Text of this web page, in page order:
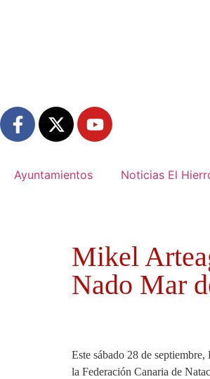
Ayuntamientos Noticias El
Mikel
Nado Mar
Este sábado 28 de
la Federación Canaria de